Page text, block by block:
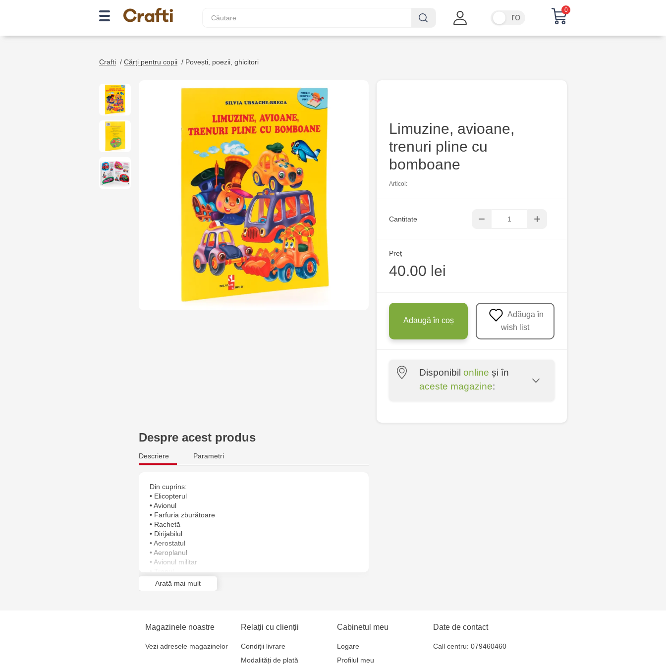
ro
0
Crafti / Cărți pentru copii / Povești, poezii, ghicitori
Limuzine, avioane,
trenuri pline cu
bomboane
Articol:
Cantitate
Preț
40.00 lei
Adaugă în coș
wish list
Disponibil online și în
aceste magazine:
10/1
Socoleni, 7
Despre acest produs
Descriere Parametri
Din cuprins:
• Elicopterul
• Avionul
• Farfuria zburătoare
• Rachetă
• Dirijabilul
• Aerostatul
• Aeroplanul
• Avionul militar
• Tramvaiul
Arată mai mult
Magazinele noastre
Vezi adresele magazinelor
Relații cu clienții
Condiții livrare
Modalități de plată
Cabinetul meu
Logare
Profilul meu
Date de contact
Call centru: 079460460